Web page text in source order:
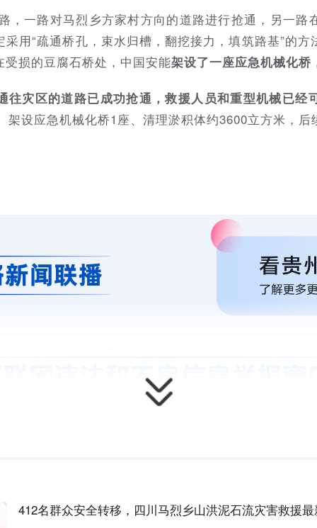
，一路对马烈乡方家村方向的道路进行抢通，另一路
用“疏通桥孔，束水归槽，翻挖接力，填筑路基”的方
受损的豆腐石桥处，中国安能架设了一座应急机械化桥
往灾区的道路已成功抢通，救援人员和重型机械已经
设应急机械化桥1座、清理淤积体约3600立方米，后
412名群众安全转移，四川马烈乡山洪泥石流灾害救援